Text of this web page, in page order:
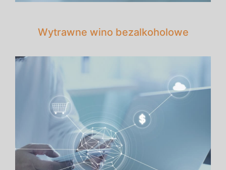
Wytrawne wino bezalkoholowe